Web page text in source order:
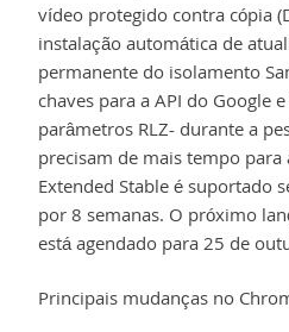
vídeo protegido contra cópia
instalação automática de
permanente do isolamento
chaves para a API do Google
parâmetros RLZ- durante a
precisam de mais tempo para
Extended Stable é suportado
por 8 semanas. O próximo
está agendado para 25 de
Principais mudanças no